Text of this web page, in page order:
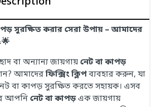
সুরক্ষিত করার সেরা উপায় – আমাদের
বা অন্যান্য জায়গায় নেট বা কাপড়
আমাদেরফিক্সিং ক্লিপব্যবহার করুন, যা
বা কাপড় সুরক্ষিত করতে সহায়ক। এসব
আপনি নেট বা কাপড়এক জায়গায়